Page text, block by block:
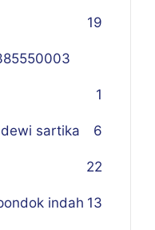
19
1
sartika 6
22
indah 13